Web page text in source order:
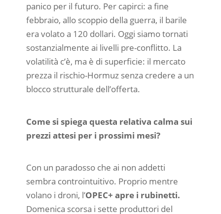
panico per il futuro. Per capirci: a fine
febbraio, allo scoppio della guerra, il barile
era volato a 120 dollari. Oggi siamo tornati
sostanzialmente ai livelli pre-conflitto. La
volatilità c’è, ma è di superficie: il mercato
prezza il rischio-Hormuz senza credere a un
blocco strutturale dell’offerta.
Come si spiega questa relativa calma sui
prezzi attesi per i prossimi mesi?
Con un paradosso che ai non addetti
sembra controintuitivo. Proprio mentre
volano i droni, l’OPEC+ apre i rubinetti.
Domenica scorsa i sette produttori del